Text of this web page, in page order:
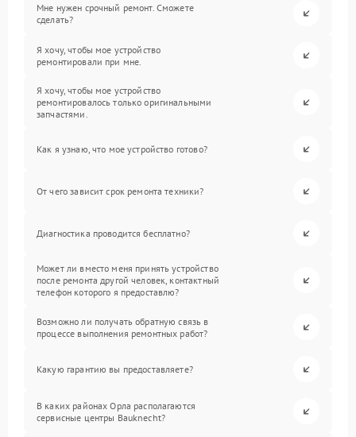
Мне нужен срочный ремонт. Сможете
сделать?
Я хочу, чтобы мое устройство
ремонтировали при мне.
Я хочу, чтобы мое устройство
ремонтировалось только оригинальными
запчастями.
Как я узнаю, что мое устройство готово?
От чего зависит срок ремонта техники?
Диагностика проводится бесплатно?
Может ли вместо меня принять устройство
после ремонта другой человек, контактный
телефон которого я предоставлю?
Возможно ли получать обратную связь в
процессе выполнения ремонтных работ?
Какую гарантию вы предоставляете?
В каких районах Орла располагаются
сервисные центры Bauknecht?